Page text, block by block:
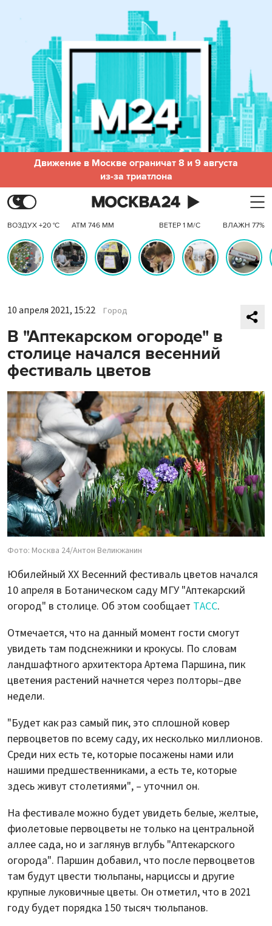
Движение в Москве ограничат 8 и 9 августа
из-за триатлона
ВОЗДУХ +20 °C АТМ 746 ММ ВЕТЕР 1 М/С ВЛАЖН 77%
10 апреля 2021, 15:22 Город
В "Аптекарском огороде" в
столице начался весенний
фестиваль цветов
Фото: Москва 24/Антон Великжанин
Юбилейный XX Весенний фестиваль цветов начался
10 апреля в Ботаническом саду МГУ "Аптекарский
огород" в столице. Об этом сообщает ТАСС.
Отмечается, что на данный момент гости смогут
увидеть там подснежники и крокусы. По словам
ландшафтного архитектора Артема Паршина, пик
цветения растений начнется через полторы–две
недели.
"Будет как раз самый пик, это сплошной ковер
первоцветов по всему саду, их несколько миллионов.
Среди них есть те, которые посажены нами или
нашими предшественниками, а есть те, которые
здесь живут столетиями", – уточнил он.
На фестивале можно будет увидеть белые, желтые,
фиолетовые первоцветы не только на центральной
аллее сада, но и заглянув вглубь "Аптекарского
огорода". Паршин добавил, что после первоцветов
там будут цвести тюльпаны, нарциссы и другие
крупные луковичные цветы. Он отметил, что в 2021
году будет порядка 150 тысяч тюльпанов.